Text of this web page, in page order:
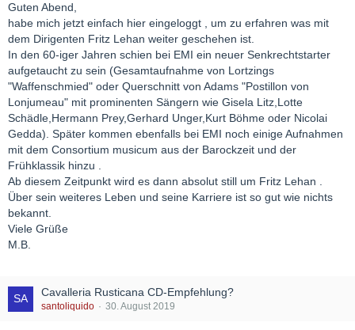
Guten Abend,
habe mich jetzt einfach hier eingeloggt , um zu erfahren was mit
dem Dirigenten Fritz Lehan weiter geschehen ist.
In den 60-iger Jahren schien bei EMI ein neuer Senkrechtstarter
aufgetaucht zu sein (Gesamtaufnahme von Lortzings
"Waffenschmied" oder Querschnitt von Adams "Postillon von
Lonjumeau" mit prominenten Sängern wie Gisela Litz,Lotte
Schädle,Hermann Prey,Gerhard Unger,Kurt Böhme oder Nicolai
Gedda). Später kommen ebenfalls bei EMI noch einige Aufnahmen
mit dem Consortium musicum aus der Barockzeit und der
Frühklassik hinzu .
Ab diesem Zeitpunkt wird es dann absolut still um Fritz Lehan .
Über sein weiteres Leben und seine Karriere ist so gut wie nichts
bekannt.
Viele Grüße
M.B.
Cavalleria Rusticana CD-Empfehlung?
santoliquido 30. August 2019